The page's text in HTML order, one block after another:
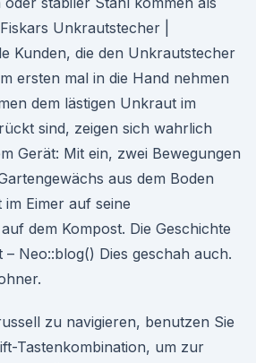
Unkrautstecher |
Kunden, die den Unkrautstecher
ersten mal in die Hand nehmen
dem lästigen Unkraut im
sind, zeigen sich wahrlich
Gerät: Mit ein, zwei Bewegungen
aus dem Boden
Eimer auf seine
dem Kompost. Die Geschichte
Neo::blog() Dies geschah auch.
zu navigieren, benutzen Sie
Tastenkombination, um zur